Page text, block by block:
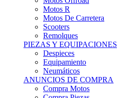
Motos R
Motos De Carretera
Scooters
Remolques
PIEZAS Y EQUIPACIONES
Despieces
Equipamiento
Neumáticos
ANUNCIOS DE COMPRA
Compra Motos